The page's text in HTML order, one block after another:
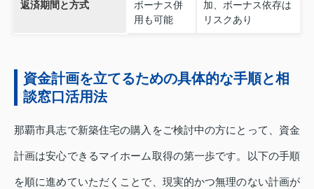
返済期間と方式
ボーナス併
用も可能
加、ボーナス依存は
リスクあり
資金計画を立てるための具体的な手順と相
談窓口活用法
那覇市具志で新築住宅の購入をご検討中の方にとって、資金
計画は安心できるマイホーム取得の第一歩です。以下の手順
を順に進めていただくことで、現実的かつ無理のない計画が